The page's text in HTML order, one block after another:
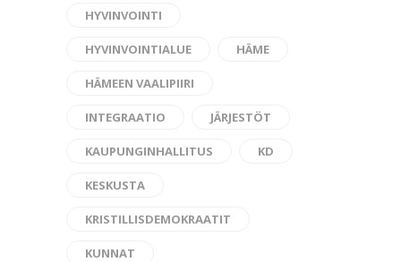
HYVINVOINTI
HYVINVOINTIALUE HÄME
HÄMEEN VAALIPIIRI
INTEGRAATIO JÄRJESTÖT
KAUPUNGINHALLITUS KD
KESKUSTA
KRISTILLISDEMOKRAATIT
KUNNAT